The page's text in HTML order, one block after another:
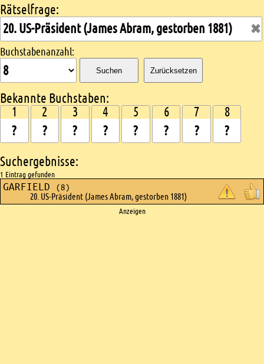
Kreuzworträtsel suchen
Rätselfrage:
Buchstabenanzahl:
Suchen Zurücksetzen
Bekannte Buchstaben:
1 2 3 4 5 6 7 8
Suchergebnisse:
1 Eintrag gefunden
GARFIELD (8)
20. US-Präsident (James Abram, gestorben 1881)
Anzeigen